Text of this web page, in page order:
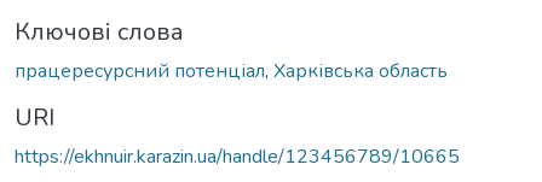
Ключові слова
працересурсний потенціал, Харківська область
URI
https://ekhnuir.karazin.ua/handle/123456789/10665